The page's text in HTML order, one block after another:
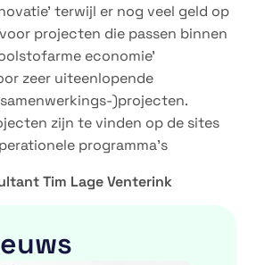
terwijl er nog veel geld op
projecten die passen binnen
economie’
zeer uiteenlopende
)projecten.
zijn te vinden op de sites
programma’s
Tim Lage Venterink